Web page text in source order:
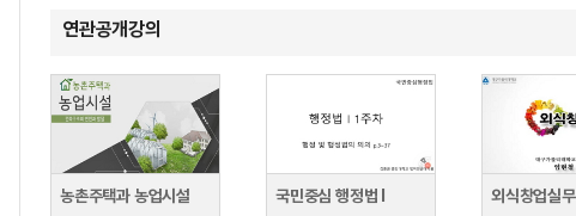
연관공개강의
농촌주택과 농업시설
국민중심 행정법 l
외식창업실무